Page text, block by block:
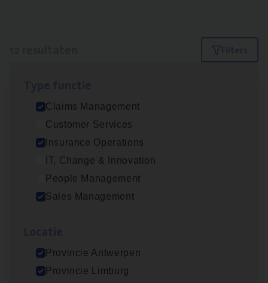
Filters
Claims Management
Customer Services
Insurance Operations
IT, Change & Innovation
People Management
Sales Management
Provincie Antwerpen
Provincie Limburg
Advisor/​Configuratie ana­lyst Part­ner in
Benefits
Insurance Operations
Beveren
Antwerpen